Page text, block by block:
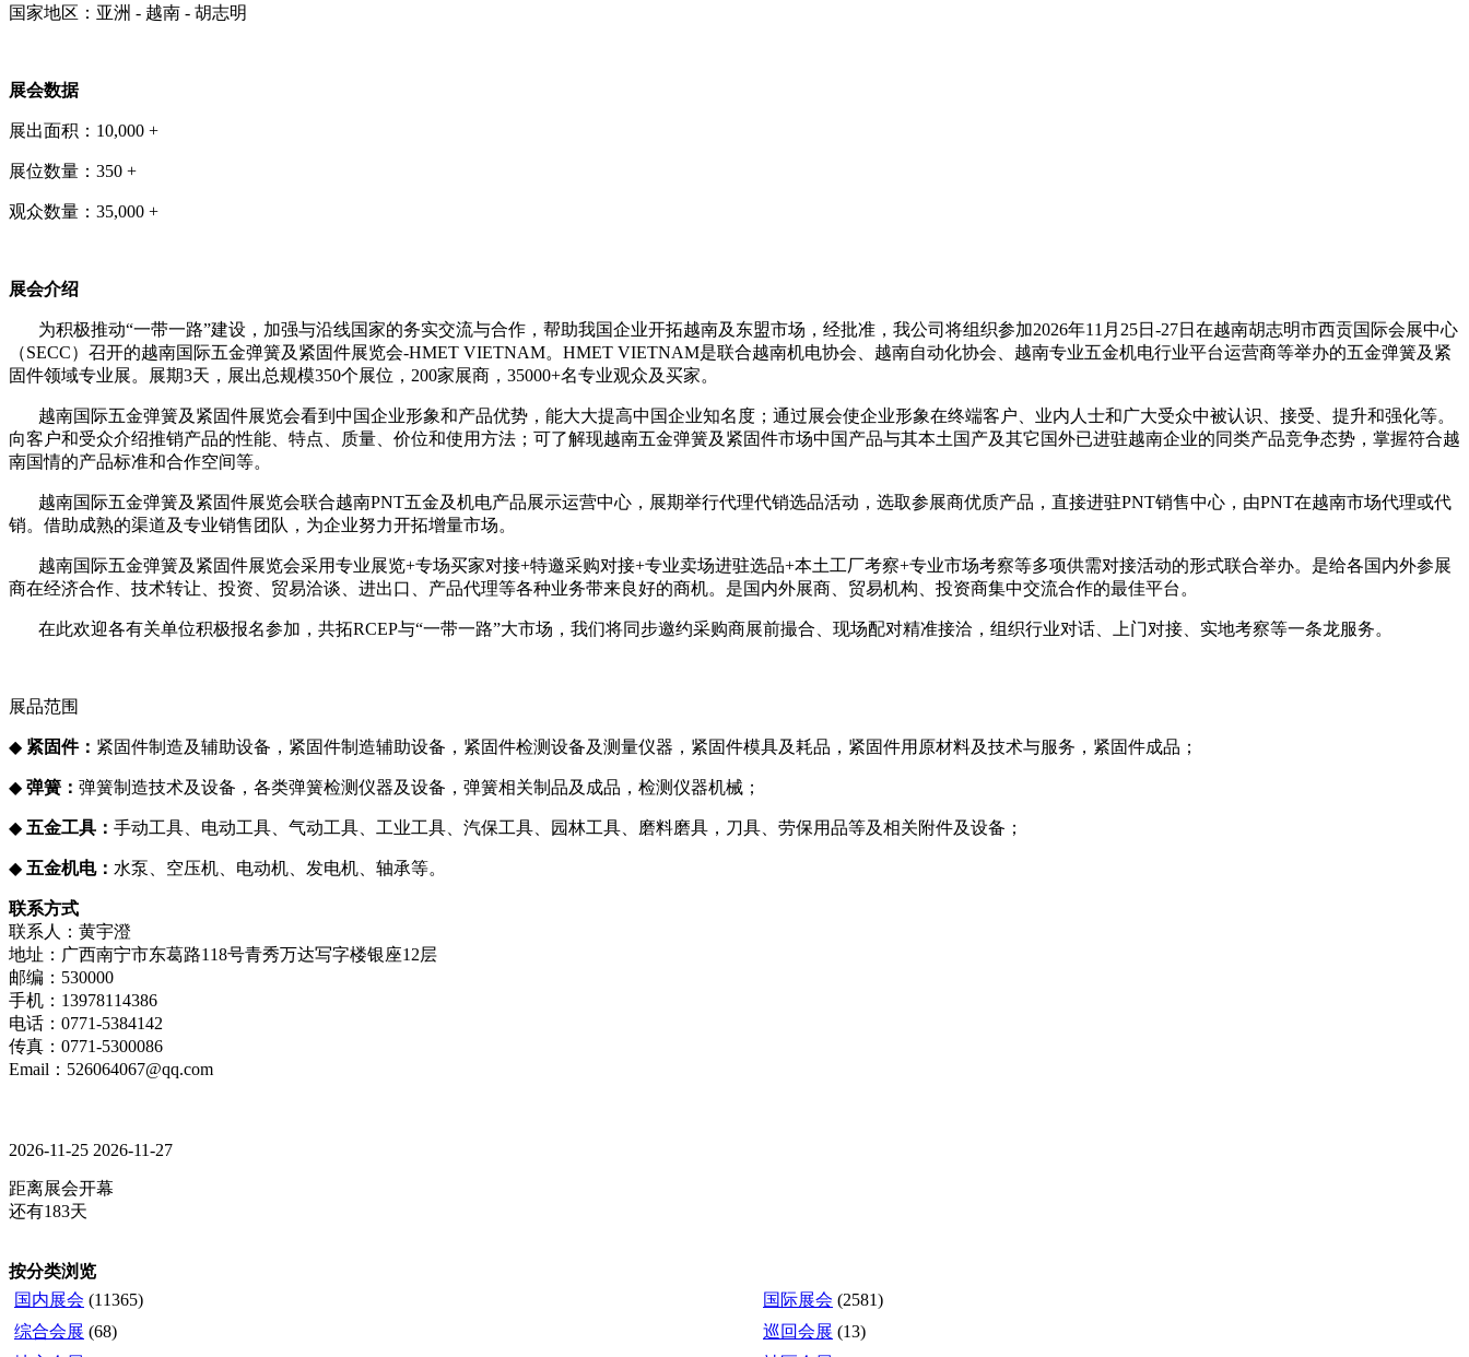
国家地区：亚洲 - 越南 - 胡志明
展会数据
展出面积： 10,000 +
展位数量： 350 +
观众数量： 35,000 +
展会介绍
为积极推动“一带一路”建设，加强与沿线国家的务实交流与合作，帮助我国企业开拓越南及东盟市场，经批准，我公司将组织参加2026年11月25日 -27日在越南胡志明市西贡国际会展中心
（SECC） 召开的越南国际五金弹簧及紧固件展览会-HMET VIETNAM。 HMET VIETNAM是联合越南机电协会、越南自动化协会、越南专业五金机电行业平台运营商等举办的五金弹簧及紧
固件领域专业展。
展期3天，展出总规模350个展位，200家展商，35000+名专业观众及买家。
越南国际五金弹簧及紧固件展览会看到中国企业形象和产品优势，能大大提高中国企业知名度；通过展会使企业形象在终端客户、业内人士和广大受众中被认识、接受、提升和强化等。
向客户和受众介绍推销产品的性能、特点、质量、价位和使用方法；可了解现越南五金弹簧及紧固件市场中国产品与其本土国产及其它国外已进驻越南企业的同类产品竞争态势，掌握符合越
南国情的产品标准和合作空间等。
越南国际五金弹簧及紧固件展览会联合越南PNT五金及机电产品展示运营中心，展期举行代理代销选品活动，选取参展商优质产品，直接进驻PNT销售中心，由PNT在越南市场代理或代
销。借助成熟的渠道及专业销售团队，为企业努力开拓增量市场。
越南国际五金弹簧及紧固件展览会采用专业展览+专场买家对接+特邀采购对接+专业卖场进驻选品+本土工厂考察+专业市场考察等多项供需对接活动的形式联合举办。是给各国内外参展
商在经济合作、技术转让、投资、贸易洽谈、进出口、产品代理等各种业务带来良好的商机。是国内外展商、贸易机构、投资商集中交流合作的最佳平台。
在此欢迎各有关单位积极报名参加，共拓RCEP与“一带一路”大市场，我们将同步邀约采购商展前撮合、现场配对精准接洽，组织行业对话、上门对接、实地考察等一条龙服务。
展品范围
◆ 紧固件： 紧固件制造及辅助设备，紧固件制造辅助设备，紧固件检测设备及测量仪器，紧固件模具及耗品，紧固件用原材料及技术与服务，紧固件成品；
◆ 弹簧： 弹簧制造技术及设备，各类弹簧检测仪器及设备，弹簧相关制品及成品，检测仪器机械；
◆ 五金工具： 手动工具、电动工具、气动工具、工业工具、汽保工具、园林工具、磨料磨具，刀具、劳保用品等及相关附件及设备；
◆ 五金机电： 水泵、空压机、电动机、发电机、轴承等。
联系方式
联系人：黄宇澄
地址：广西南宁市东葛路118号青秀万达写字楼银座12层
邮编：530000
手机：13978114386
电话：0771-5384142
传真：0771-5300086
Email：526064067@qq.com
2026-11-25 2026-11-27
距离展会开幕
还有183天
按分类浏览
国内展会 (11365) 国际展会 (2581)
综合会展 (68) 巡回会展 (13)